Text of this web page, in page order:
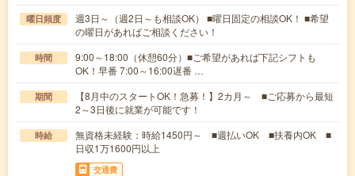
曜日頻度
週3日～（週2日～も相談OK） ■曜日固定の相談OK！ ■希望
の曜日があればご相談ください！
時間
9:00～18:00（休憩60分）■ご希望があれば下記シフトも
OK！早番 7:00～16:00遅番 …
期間
【8月中のスタートOK！急募！】2カ月～ ■ご応募から最短
2～3日後に就業が可能です！
時給
無資格未経験：時給1450円～ ■週払いOK ■扶養内OK ■
日収1万1600円以上
交通費